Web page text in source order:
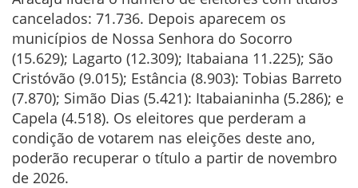
cancelados: 71.736. Depois aparecem os
municípios de Nossa Senhora do Socorro
(15.629); Lagarto (12.309); Itabaiana 11.225); São
Cristóvão (9.015); Estância (8.903): Tobias Barreto
(7.870); Simão Dias (5.421): Itabaianinha (5.286); e
Capela (4.518). Os eleitores que perderam a
condição de votarem nas eleições deste ano,
poderão recuperar o título a partir de novembro
de 2026.